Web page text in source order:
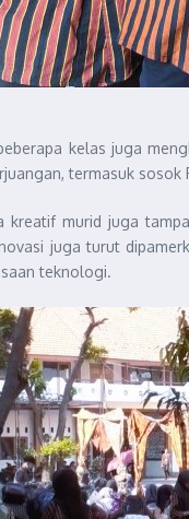
kelas juga
termasuk sosok
kreatif murid juga
juga turut
teknologi.